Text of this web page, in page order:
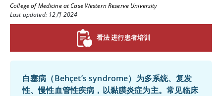
College of Medicine at Case Western Reserve University
Last updated: 12月 2024
看法 进行患者培训
白塞病（Behçet’s syndrome）为多系统、复发
性、慢性血管性疾病，以黏膜炎症为主。常见临床